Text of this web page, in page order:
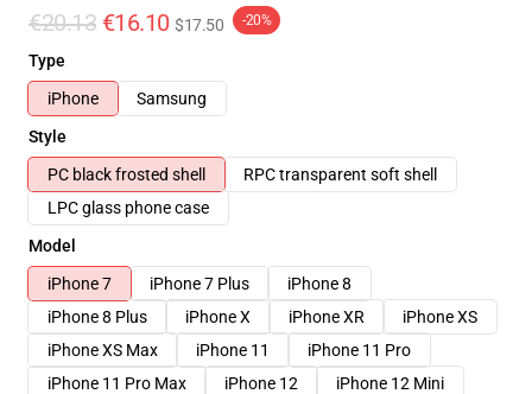
€20.13 €16.10 $17.50 -20%
Type
iPhone
Samsung
Style
PC black frosted shell
RPC transparent soft shell
LPC glass phone case
Model
iPhone 7
iPhone 7 Plus
iPhone 8
iPhone 8 Plus
iPhone X iPhone XR
iPhone XS
iPhone XS Max
iPhone 11
iPhone 11 Pro
iPhone 11 Pro Max
iPhone 12
iPhone 12 Mini